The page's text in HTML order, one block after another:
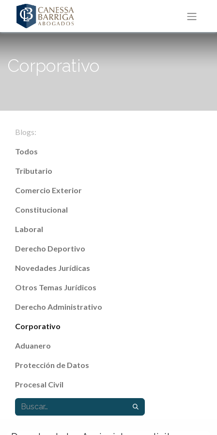
Corporativo
Blogs:
Todos
Tributario
Comercio Exterior
Constitucional
Laboral
Derecho Deportivo
Novedades Jurídicas
Otros Temas Jurídicos
Derecho Administrativo
Corporativo
Aduanero
Protección de Datos
Procesal Civil